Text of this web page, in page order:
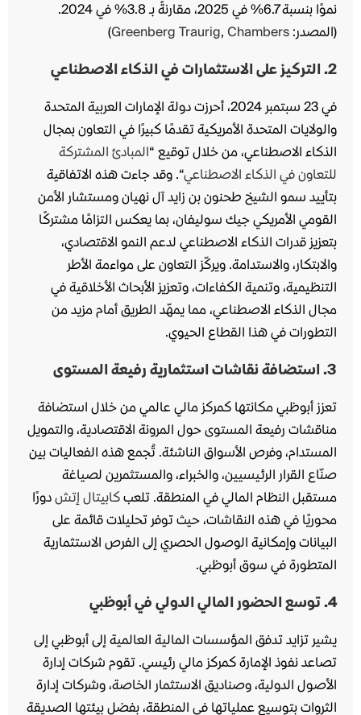
نموًا بنسبة 6.7% في 2025، مقارنةً بـ 3.8% في 2024.
(المصدر:
Greenberg Traurig, Chambers
)
2. التركيز على الاستثمارات في الذكاء الاصطناعي
في 23 سبتمبر 2024، أحرزت دولة الإمارات العربية المتحدة
والولايات المتحدة الأمريكية تقدمًا كبيرًا في التعاون بمجال
الذكاء الاصطناعي، من خلال توقيع “المبادئ المشتركة
للتعاون في الذكاء الاصطناعي“. وقد جاءت هذه الاتفاقية
بتأييد سمو الشيخ طحنون بن زايد آل نهيان ومستشار الأمن
القومي الأمريكي جيك سوليفان، بما يعكس التزامًا مشتركًا
بتعزيز قدرات الذكاء الاصطناعي لدعم النمو الاقتصادي،
والابتكار، والاستدامة. ويركّز التعاون على مواءمة الأطر
التنظيمية، وتنمية الكفاءات، وتعزيز الأبحاث الأخلاقية في
مجال الذكاء الاصطناعي، مما يمهّد الطريق أمام مزيد من
التطورات في هذا القطاع الحيوي.
3. استضافة نقاشات استثمارية رفيعة المستوى
تعزز أبوظبي مكانتها كمركز مالي عالمي من خلال استضافة
مناقشات رفيعة المستوى حول المرونة الاقتصادية، والتمويل
المستدام، وفرص الأسواق الناشئة. تُجمع هذه الفعاليات بين
صنّاع القرار الرئيسيين، والخبراء، والمستثمرين لصياغة
مستقبل النظام المالي في المنطقة. تلعب كابيتال إتش دورًا
محوريًا في هذه النقاشات، حيث توفر تحليلات قائمة على
البيانات وإمكانية الوصول الحصري إلى الفرص الاستثمارية
المتطورة في سوق أبوظبي.
4. توسع الحضور المالي الدولي في أبوظبي
يشير تزايد تدفق المؤسسات المالية العالمية إلى أبوظبي إلى
تصاعد نفوذ الإمارة كمركز مالي رئيسي. تقوم شركات إدارة
الأصول الدولية، وصناديق الاستثمار الخاصة، وشركات إدارة
الثروات بتوسيع عملياتها في المنطقة، بفضل بيئتها الصديقة